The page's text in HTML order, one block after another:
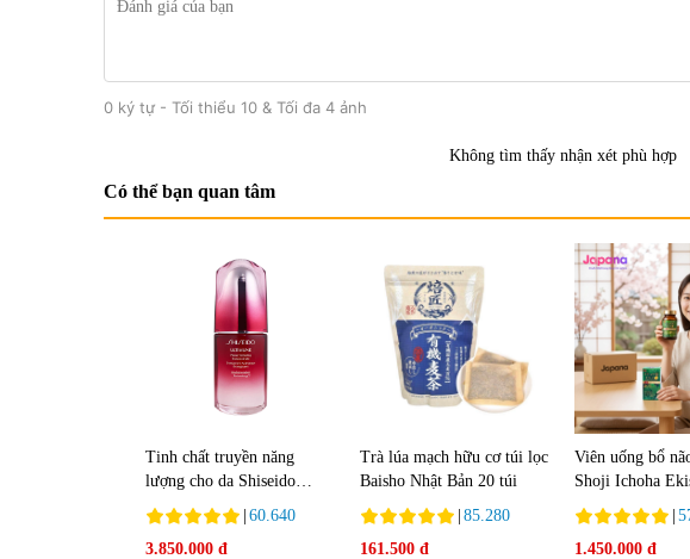
0 ký tự - Tối thiểu 10 & Tối đa 4 ảnh
Không tìm thấy nhận xét phù hợp
Có thể bạn quan tâm
Tinh chất truyền năng
lượng cho da Shiseido
Ultimune Power 75ml
60.640
3.850.000 đ
Trà lúa mạch hữu cơ túi lọc
Baisho Nhật Bản 20 túi
85.280
161.500 đ
Viên uống bổ
Shoji Ichoha
90 viên
1.450.000 đ